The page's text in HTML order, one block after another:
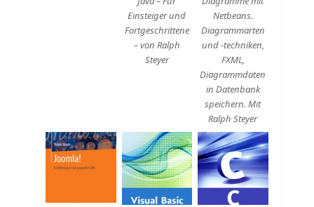
Einsteiger und
Fortgeschrittene
– von Ralph
Steyer
Netbeans.
Diagrammarten
und -techniken,
FXML,
Diagrammdaten
in Datenbank
speichern. Mit
Ralph Steyer